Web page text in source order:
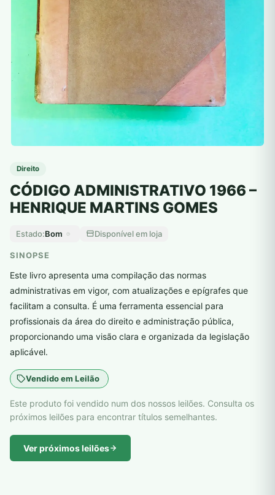
Direito
CÓDIGO ADMINISTRATIVO 1966 –
HENRIQUE MARTINS GOMES
Estado:Bom Disponível em loja
SINOPSE
Este livro apresenta uma compilação das normas
administrativas em vigor, com atualizações e epígrafes que
facilitam a consulta. É uma ferramenta essencial para
profissionais da área do direito e administração pública,
proporcionando uma visão clara e organizada da legislação
aplicável.
Vendido em Leilão
Este produto foi vendido num dos nossos leilões. Consulta os
próximos leilões para encontrar títulos semelhantes.
Ver próximos leilões